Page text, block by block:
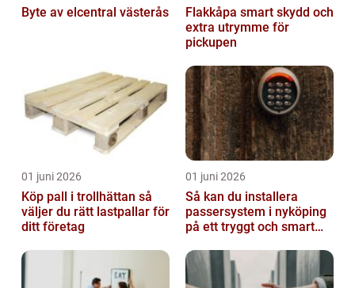
Byte av elcentral västerås
Flakkåpa smart skydd och
extra utrymme för
pickupen
01 juni 2026
Köp pall i trollhättan så
väljer du rätt lastpallar för
ditt företag
01 juni 2026
Så kan du installera
passersystem i nyköping
på ett tryggt och smart